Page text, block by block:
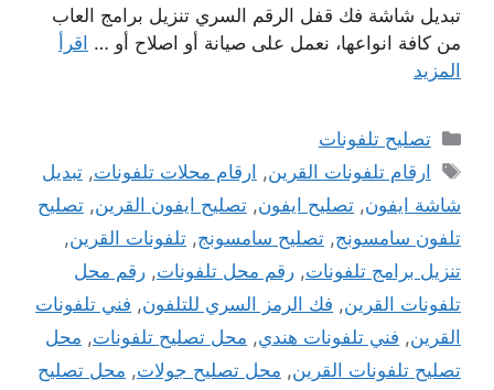
تبديل شاشة فك قفل الرقم السري تنزيل برامج العاب
من كافة انواعها، نعمل على صيانة أو اصلاح أو … اقرأ
المزيد
التصنيفات
تصليح تلفونات
الوسوم
ارقام تلفونات القرين, ارقام محلات تلفونات,تبديل
شاشة ايفون, تصليح ايفون, تصليح ايفون القرين, تصليح
تلفون سامسونج, تصليح سامسونج, تلفونات القرين,
تنزيل برامج تلفونات, رقم محل تلفونات, رقم محل
تلفونات القرين, فك الرمز السري للتلفون, فني تلفونات
القرين, فني تلفونات هندي, محل تصليح تلفونات, محل
تصليح تلفونات القرين, محل تصليح جولات, محل تصليح